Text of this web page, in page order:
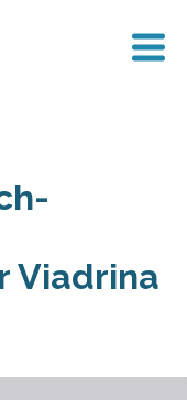
Viadrina